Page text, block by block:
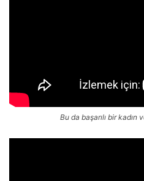
Bu da başarılı bir